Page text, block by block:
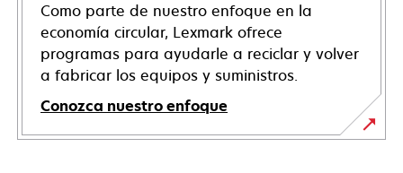
Como parte de nuestro enfoque en la
economía circular, Lexmark ofrece
programas para ayudarle a reciclar y volver
a fabricar los equipos y suministros.
Conozca nuestro enfoque